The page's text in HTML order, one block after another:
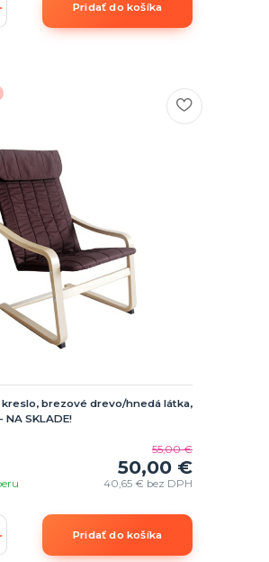
Pridať do košíka
kreslo, brezové drevo/hnedá látka,
NA SKLADE!
55,00 €
50,00 €
40,65 € bez DPH
Pridať do košíka